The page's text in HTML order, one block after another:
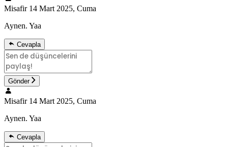
Misafir 14 Mart 2025, Cuma
Aynen. Yaa
Cevapla
Gönder
Misafir 14 Mart 2025, Cuma
Aynen. Yaa
Cevapla